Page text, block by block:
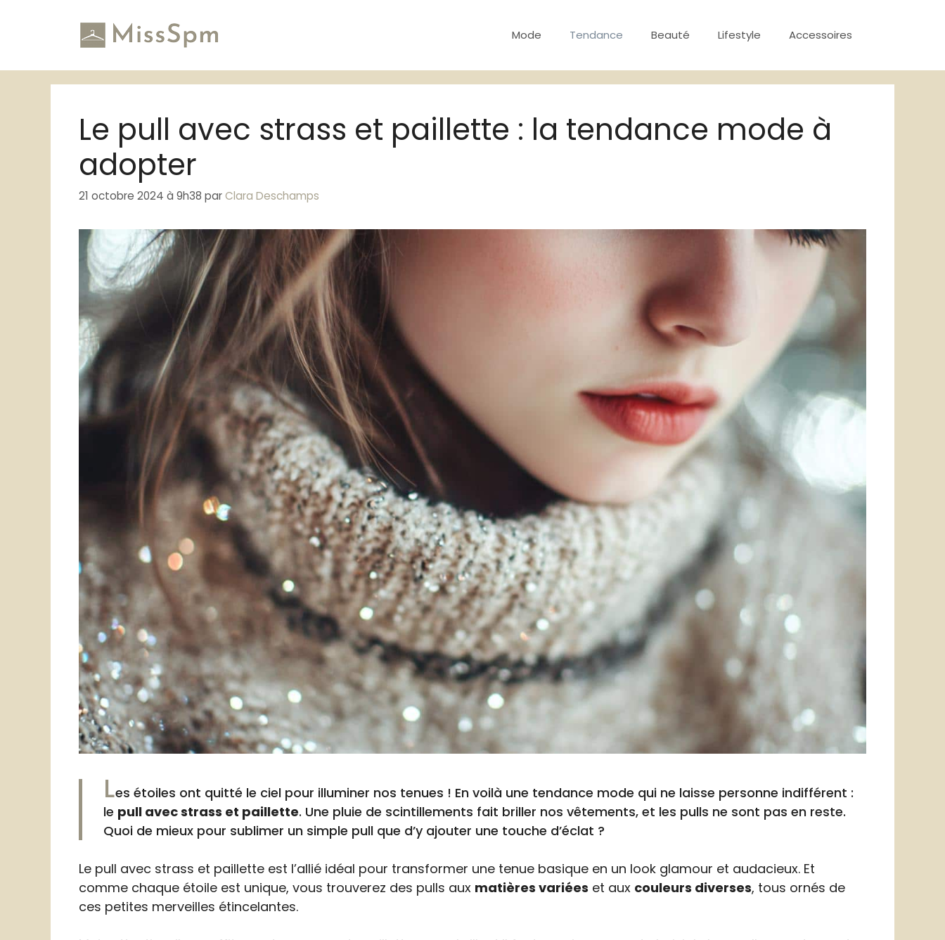
Mode Tendance Beauté Lifestyle Accessoires
Le pull avec strass et paillette : la tendance mode à
adopter
21 octobre 2024 à 9h38 parClara Deschamps
Les étoiles ont quitté le ciel pour illuminer nos tenues ! En voilà une tendance mode qui ne laisse personne indifférent :
le pull avec strass et paillette. Une pluie de scintillements fait briller nos vêtements, et les pulls ne sont pas en reste.
Quoi de mieux pour sublimer un simple pull que d’y ajouter une touche d’éclat ?
Le pull avec strass et paillette est l’allié idéal pour transformer une tenue basique en un look glamour et audacieux. Et
comme chaque étoile est unique, vous trouverez des pulls aux matières variées et aux couleurs diverses, tous ornés de
ces petites merveilles étincelantes.